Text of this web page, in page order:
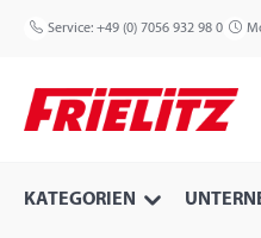
Hauptinhalt springen
Zur Suche springen
Zur Hauptnavigation
Service: +49 (0) 7056 932 98 0
KATEGORIEN